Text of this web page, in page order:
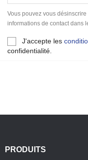
Vous pouvez vous
informations de contact dans
J'accepte les
confidentialité.
PRODUITS